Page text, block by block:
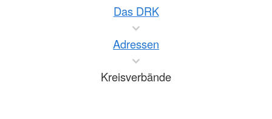
Das DRK
Adressen
Kreisverbände